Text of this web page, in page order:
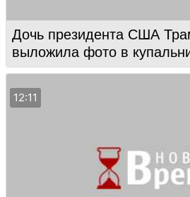
Дочь президента США
выложила фото в
12:11